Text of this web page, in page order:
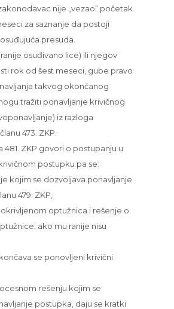
nije „vezao“ početak
za saznanje da postoji
presuda.
osuđivano lice) ili njegov
rok od šest meseci, gube pravo
takvog okončanog
tražiti ponavljanje krivičnog
iz razloga
473. ZKP.
481. ZKP govori o postupanju u
postupku pa se:
kojim se dozvoljava ponavljanje
479. ZKP,
optužnica i rešenje o
ako mu ranije nisu
se ponovljeni krivični
rešenju kojim se
postupka, daju se kratki